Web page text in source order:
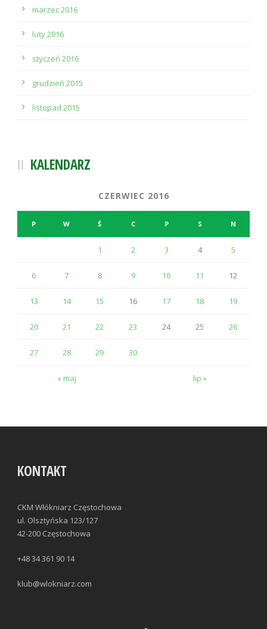
marzec 2016
luty 2016
styczeń 2016
grudzień 2015
listopad 2015
KALENDARZ
CZERWIEC 2016
P W Ś C P S N
« maj lip »
1 2 3 4 5
6 7 8 9 10 11 12
13 14 15 16 17 18 19
20 21 22 23 24 25 26
27 28 29 30
KONTAKT
CKM Włókniarz Częstochowa
ul. Olsztyńska 123/127
42-200 Częstochowa
+48 34 361 90 14
klub@wlokniarz.com